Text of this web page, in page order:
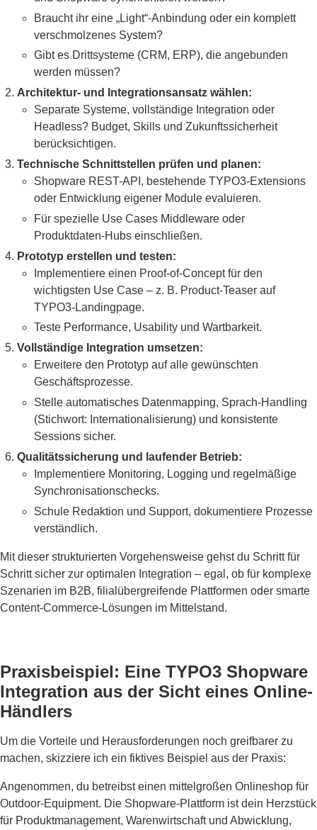
Braucht ihr eine „Light“-Anbindung oder ein komplett
verschmolzenes System?
Gibt es Drittsysteme (CRM, ERP), die angebunden
werden müssen?
Architektur- und Integrationsansatz wählen:
Separate Systeme, vollständige Integration oder
Headless? Budget, Skills und Zukunftssicherheit
berücksichtigen.
Technische Schnittstellen prüfen und planen:
Shopware REST-API, bestehende TYPO3-Extensions
oder Entwicklung eigener Module evaluieren.
Für spezielle Use Cases Middleware oder
Produktdaten-Hubs einschließen.
Prototyp erstellen und testen:
Implementiere einen Proof-of-Concept für den
wichtigsten Use Case – z. B. Product-Teaser auf
TYPO3-Landingpage.
Teste Performance, Usability und Wartbarkeit.
Vollständige Integration umsetzen:
Erweitere den Prototyp auf alle gewünschten
Geschäftsprozesse.
Stelle automatisches Datenmapping, Sprach-Handling
(Stichwort: Internationalisierung) und konsistente
Sessions sicher.
Qualitätssicherung und laufender Betrieb:
Implementiere Monitoring, Logging und regelmäßige
Synchronisationschecks.
Schule Redaktion und Support, dokumentiere Prozesse
verständlich.
Mit dieser strukturierten Vorgehensweise gehst du Schritt für
Schritt sicher zur optimalen Integration – egal, ob für komplexe
Szenarien im B2B, filialübergreifende Plattformen oder smarte
Content-Commerce-Lösungen im Mittelstand.
Praxisbeispiel: Eine TYPO3 Shopware
Integration aus der Sicht eines Online-
Händlers
Um die Vorteile und Herausforderungen noch greifbarer zu
machen, skizziere ich ein fiktives Beispiel aus der Praxis:
Angenommen, du betreibst einen mittelgroßen Onlineshop für
Outdoor-Equipment. Die Shopware-Plattform ist dein Herzstück
für Produktmanagement, Warenwirtschaft und Abwicklung,